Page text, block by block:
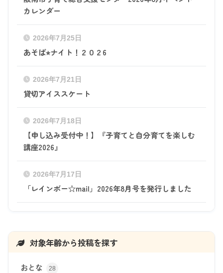
カレンダー
2026年7月25日
あそば⭐︎ナイト！２０２6
2026年7月21日
貸切アイススケート
2026年7月18日
【申し込み受付中！】『子育てと自分育てを楽しむ
講座2026』
2026年7月17日
「レインボー☆mail」2026年8月号を発行しました
対象年齢から投稿を探す
おとな 28